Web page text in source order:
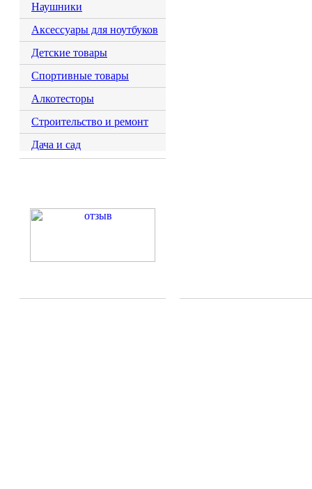
Наушники
Аксессуары для ноутбуков
Детские товары
Спортивные товары
Алкотесторы
Строительство и ремонт
Дача и сад